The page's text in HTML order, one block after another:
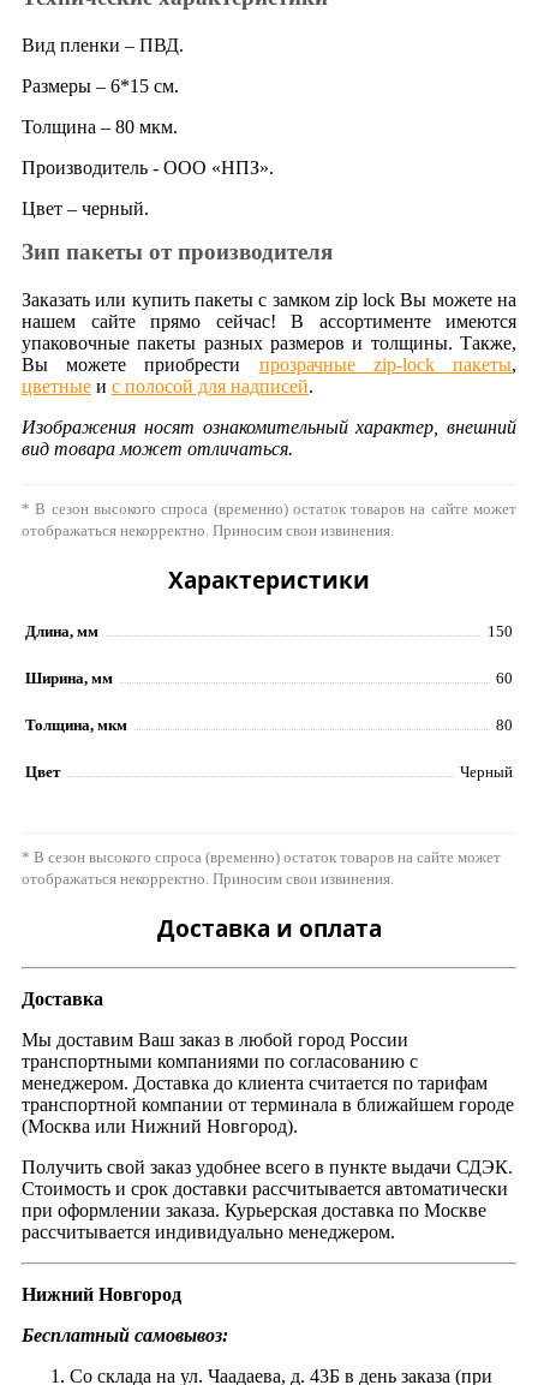
Вид пленки – ПВД.
Размеры – 6*15 см.
Толщина – 80 мкм.
Производитель - ООО «НПЗ».
Цвет – черный.
Зип пакеты от производителя
Заказать или купить пакеты с замком zip lock Вы можете на
нашем сайте прямо сейчас! В ассортименте имеются
упаковочные пакеты разных размеров и толщины. Также,
Вы можете приобрести прозрачные zip-lock пакеты,
цветные и с полосой для надписей.
Изображения носят ознакомительный характер, внешний
вид товара может отличаться.
* В сезон высокого спроса (временно) остаток товаров на сайте может
отображаться некорректно. Приносим свои извинения.
Характеристики
Длина, мм 150
Ширина, мм 60
Толщина, мкм 80
Цвет Черный
* В сезон высокого спроса (временно) остаток товаров на сайте может
отображаться некорректно. Приносим свои извинения.
Доставка и оплата
Доставка
Мы доставим Ваш заказ в любой город России
транспортными компаниями по согласованию с
менеджером. Доставка до клиента считается по тарифам
транспортной компании от терминала в ближайшем городе
(Москва или Нижний Новгород).
Получить свой заказ удобнее всего в пункте выдачи СДЭК.
Стоимость и срок доставки рассчитывается автоматически
при оформлении заказа. Курьерская доставка по Москве
рассчитывается индивидуально менеджером.
Нижний Новгород
Бесплатный самовывоз:
Со склада на ул. Чаадаева, д. 43Б в день заказа (при